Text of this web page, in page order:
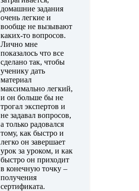
домашние задания
очень легкие и
вообще не вызывают
каких-то вопросов.
Лично мне
показалось что все
сделано так, чтобы
ученику дать
материал
максимально легкий,
и он больше бы не
трогал экспертов и
не задавал вопросов,
а только радовался
тому, как быстро и
легко он завершает
урок за уроком, и как
быстро он приходит
в конечную точку –
получения
сертификата.